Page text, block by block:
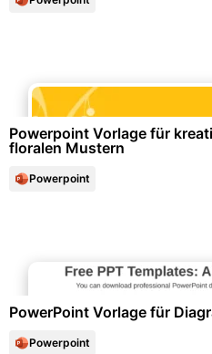
Powerpoint Vorlage für
floralen Mustern
Powerpoint
PowerPoint Vorlage für
Powerpoint